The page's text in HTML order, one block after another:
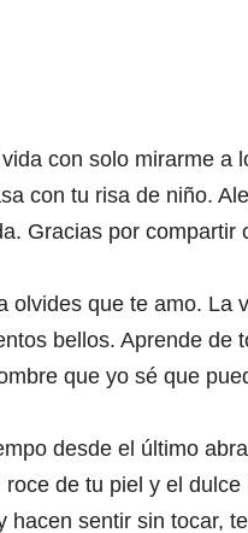
con solo mirarme a
con tu risa de niño.
Gracias por compartir
olvides que te amo. La
bellos. Aprende de
que yo sé que
desde el último
de tu piel y el
hacen sentir sin tocar,